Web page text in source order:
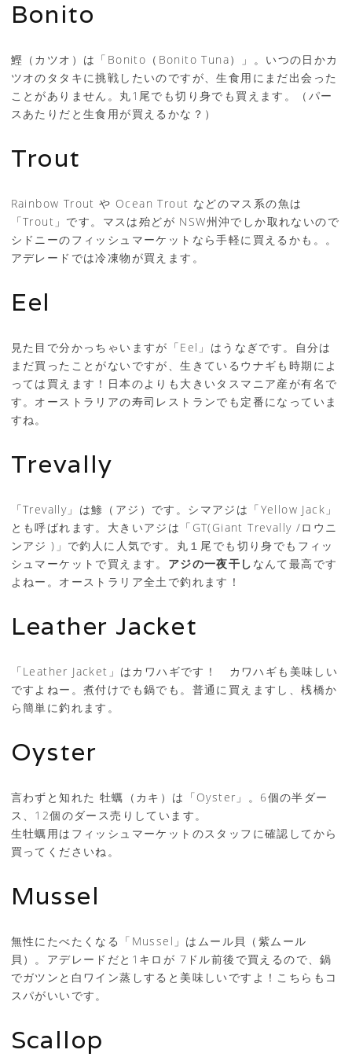
Bonito
鰹（カツオ）は「Bonito（Bonito Tuna）」。いつの日かカ
ツオのタタキに挑戦したいのですが、生食用にまだ出会った
ことがありません。丸1尾でも切り身でも買えます。（パー
スあたりだと生食用が買えるかな？）
Trout
Rainbow Trout や Ocean Trout などのマス系の魚は
「Trout」です。マスは殆どが NSW州沖でしか取れないので
シドニーのフィッシュマーケットなら手軽に買えるかも。。
アデレードでは冷凍物が買えます。
Eel
見た目で分かっちゃいますが「Eel」はうなぎです。自分は
まだ買ったことがないですが、生きているウナギも時期によ
っては買えます！日本のよりも大きいタスマニア産が有名で
す。オーストラリアの寿司レストランでも定番になっていま
すね。
Trevally
「Trevally」は鯵（アジ）です。シマアジは「Yellow Jack」
とも呼ばれます。大きいアジは「GT(Giant Trevally /ロウニ
ンアジ )」で釣人に人気です。丸１尾でも切り身でもフィッ
シュマーケットで買えます。 アジの一夜干し なんて最高です
よねー。オーストラリア全土で釣れます！
Leather Jacket
「Leather Jacket」はカワハギです！ カワハギも美味しい
ですよねー。煮付けでも鍋でも。普通に買えますし、桟橋か
ら簡単に釣れます。
Oyster
言わずと知れた 牡蠣（カキ）は「Oyster」。6個の半ダー
ス、12個のダース売りしています。
生牡蠣用はフィッシュマーケットのスタッフに確認してから
買ってくださいね。
Mussel
無性にたべたくなる「Mussel」はムール貝（紫ムール
貝）。アデレードだと1キロが 7ドル前後で買えるので、鍋
でガツンと白ワイン蒸しすると美味しいですよ！こちらもコ
スパがいいです。
Scallop